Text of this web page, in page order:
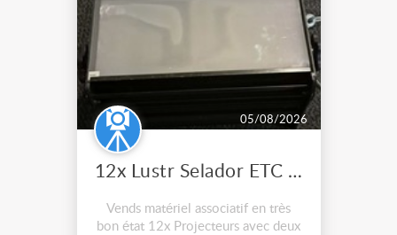
05/08/2026
12x Lustr Selador ETC Led 7x colors filtres
Vends matériel associatif en très
bon état 12x Projecteurs avec deux